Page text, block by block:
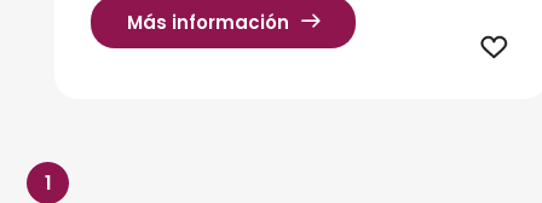
Más información
1